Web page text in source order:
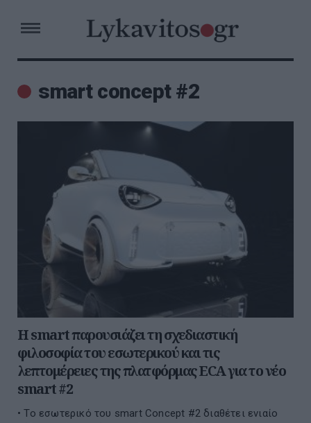
smart concept #2
Η smart παρουσιάζει τη σχεδιαστική
φιλοσοφία του εσωτερικού και τις
λεπτομέρειες της πλατφόρμας ECA για τo νέo
smart #2
• Το εσωτερικό του smart Concept #2 διαθέτει ενιαίο